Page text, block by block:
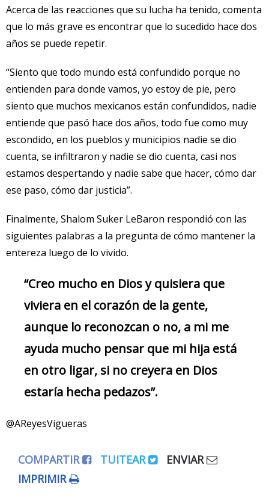
Acerca de las reacciones que su lucha ha tenido, comenta
que lo más grave es encontrar que lo sucedido hace dos
años se puede repetir.
“Siento que todo mundo está confundido porque no
entienden para donde vamos, yo estoy de pie, pero
siento que muchos mexicanos están confundidos, nadie
entiende que pasó hace dos años, todo fue como muy
escondido, en los pueblos y municipios nadie se dio
cuenta, se infiltraron y nadie se dio cuenta, casi nos
estamos despertando y nadie sabe que hacer, cómo dar
ese paso, cómo dar justicia”.
Finalmente, Shalom Suker LeBaron respondió con las
siguientes palabras a la pregunta de cómo mantener la
entereza luego de lo vivido.
“Creo mucho en Dios y quisiera que
viviera en el corazón de la gente,
aunque lo reconozcan o no, a mi me
ayuda mucho pensar que mi hija está
en otro ligar, si no creyera en Dios
estaría hecha pedazos”.
@AReyesVigueras
COMPARTIR TUITEAR
ENVIAR
IMPRIMIR